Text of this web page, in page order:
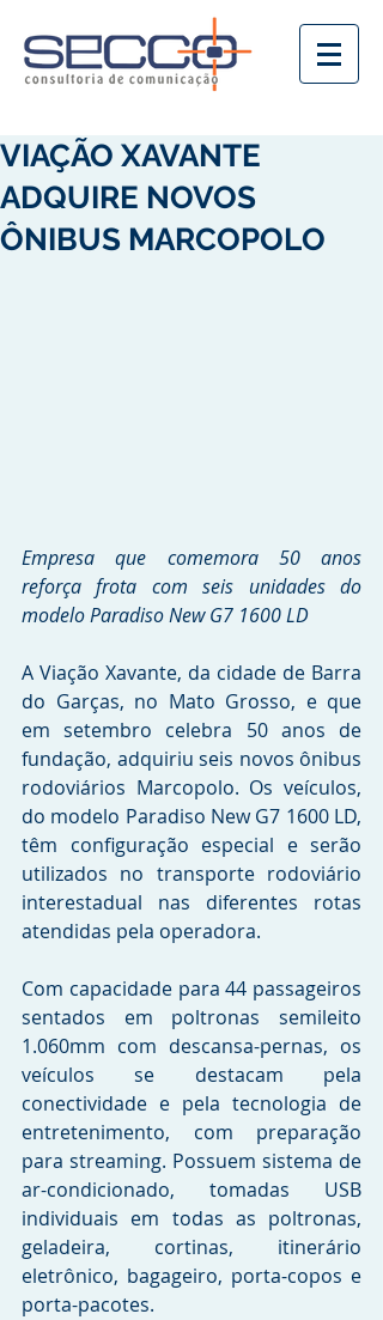
VIAÇÃO XAVANTE
ADQUIRE NOVOS
ÔNIBUS MARCOPOLO
Empresa que comemora 50 anos
reforça frota com seis unidades do
modelo Paradiso New G7 1600 LD
A Viação Xavante, da cidade de Barra
do Garças, no Mato Grosso, e que
em setembro celebra 50 anos de
fundação, adquiriu seis novos ônibus
rodoviários Marcopolo. Os veículos,
do modelo Paradiso New G7 1600 LD,
têm configuração especial e serão
utilizados no transporte rodoviário
interestadual nas diferentes rotas
atendidas pela operadora.
Com capacidade para 44 passageiros
sentados em poltronas semileito
1.060mm com descansa-pernas, os
veículos se destacam pela
conectividade e pela tecnologia de
entretenimento, com preparação
para streaming. Possuem sistema de
ar-condicionado, tomadas USB
individuais em todas as poltronas,
geladeira, cortinas, itinerário
eletrônico, bagageiro, porta-copos e
porta-pacotes.